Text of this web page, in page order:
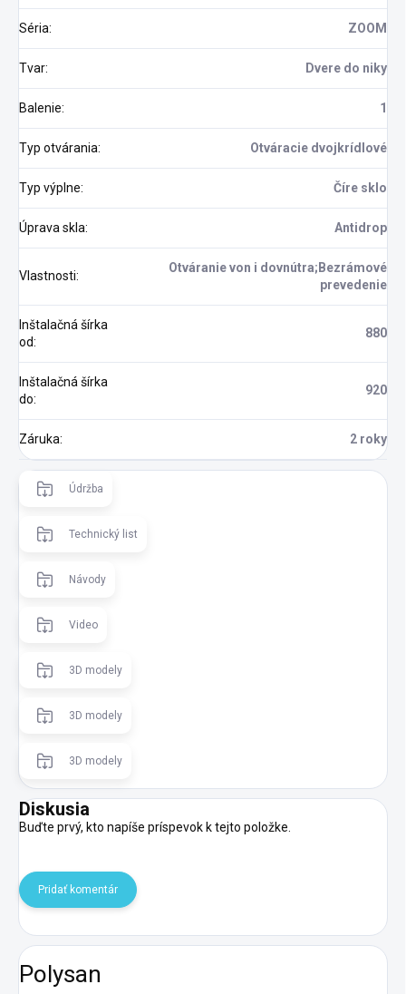
Séria: ZOOM
Tvar: Dvere do niky
Balenie: 1
Typ otvárania: Otváracie dvojkrídlové
Typ výplne: Číre sklo
Úprava skla: Antidrop
Vlastnosti:
Otváranie von i dovnútra;Bezrámové
prevedenie
Inštalačná šírka
od:
880
Inštalačná šírka
do:
920
Záruka: 2 roky
Údržba
Technický list
Návody
Video
3D modely
3D modely
3D modely
Diskusia
Buďte prvý, kto napíše príspevok k tejto položke.
Pridať komentár
Polysan